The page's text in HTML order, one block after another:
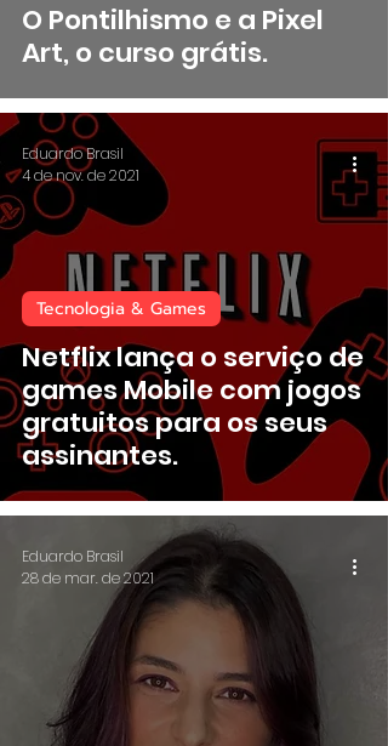
O Pontilhismo e a Pixel
Art, o curso grátis.
Netflix lança o serviço de
games Mobile com jogos
gratuitos para os seus
assinantes.
Tecnologia & Games
Eduardo Brasil
4 de nov. de 2021
Eduardo Brasil
28 de mar. de 2021